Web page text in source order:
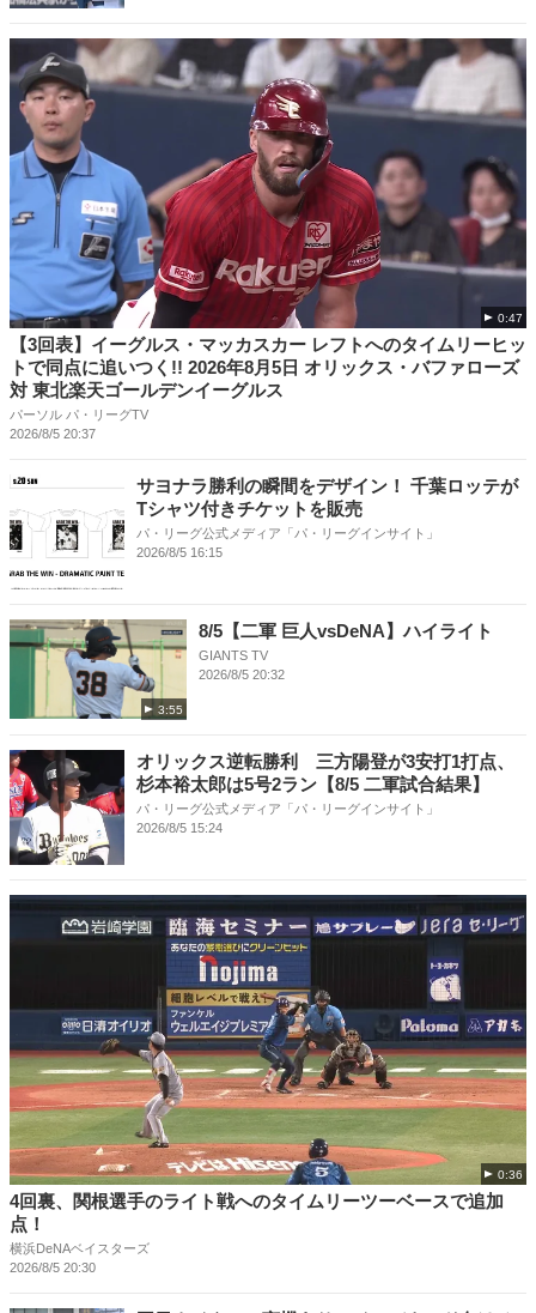
0:47
【3回表】イーグルス・マッカスカー レフトへのタイムリーヒッ
トで同点に追いつく!! 2026年8月5日 オリックス・バファローズ
対 東北楽天ゴールデンイーグルス
パーソル パ・リーグTV
2026/8/5 20:37
サヨナラ勝利の瞬間をデザイン！ 千葉ロッテが
Tシャツ付きチケットを販売
パ・リーグ公式メディア「パ・リーグインサイト」
2026/8/5 16:15
3:55
8/5【二軍 巨人vsDeNA】ハイライト
GIANTS TV
2026/8/5 20:32
オリックス逆転勝利 三方陽登が3安打1打点、
杉本裕太郎は5号2ラン【8/5 二軍試合結果】
パ・リーグ公式メディア「パ・リーグインサイト」
2026/8/5 15:24
0:36
4回裏、関根選手のライト戦へのタイムリーツーベースで追加
点！
横浜DeNAベイスターズ
2026/8/5 20:30